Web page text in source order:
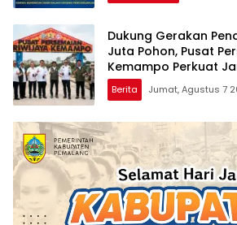
Dukung Gerakan
Juta Pohon, Pusat
Kemampo Perkuat
Nasional*
Berita Jumat, Agustus 7